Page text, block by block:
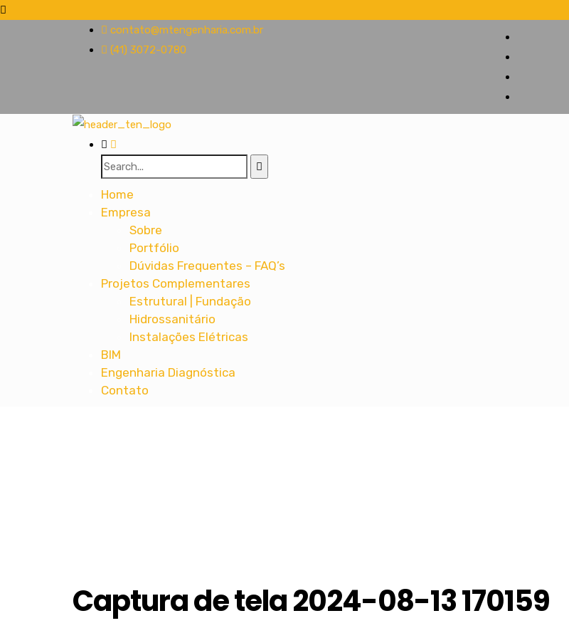
contato@mtengenharia.com.br
(41) 3072-0780
Home
Empresa
Sobre
Portfólio
Dúvidas Frequentes – FAQ’s
Projetos Complementares
Estrutural | Fundação
Hidrossanitário
Instalações Elétricas
BIM
Engenharia Diagnóstica
Contato
Captura de tela 2024-08-13 170159